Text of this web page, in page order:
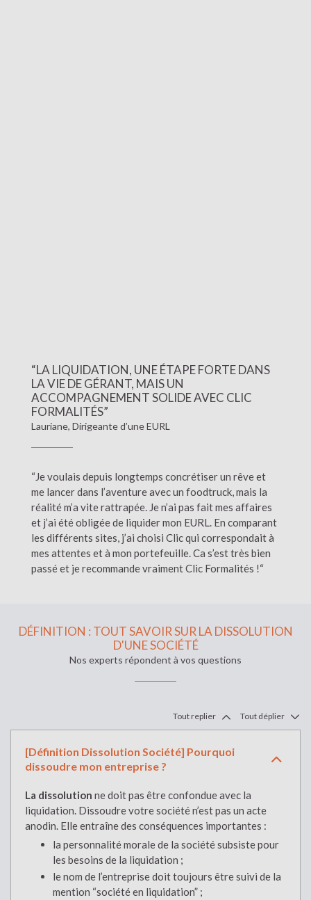
“LA LIQUIDATION, UNE ÉTAPE FORTE DANS
LA VIE DE GÉRANT, MAIS UN
ACCOMPAGNEMENT SOLIDE AVEC CLIC
FORMALITÉS”
Lauriane, Dirigeante d’une EURL
“Je voulais depuis longtemps concrétiser un rêve et
me lancer dans l’aventure avec un foodtruck, mais la
réalité m’a vite rattrapée. Je n’ai pas fait mes affaires
et j’ai été obligée de liquider mon EURL. En comparant
les différents sites, j’ai choisi Clic qui correspondait à
mes attentes et à mon portefeuille. Ca s’est très bien
passé et je recommande vraiment Clic Formalités !“
DÉFINITION : TOUT SAVOIR SUR LA DISSOLUTION
D'UNE SOCIÉTÉ
Nos experts répondent à vos questions
Tout replier Tout déplier
[Définition Dissolution Société] Pourquoi
dissoudre mon entreprise ?
La dissolution ne doit pas être confondue avec la
liquidation. Dissoudre votre société n’est pas un acte
anodin. Elle entraîne des conséquences importantes :
la personnalité morale de la société subsiste pour
les besoins de la liquidation ;
le nom de l’entreprise doit toujours être suivi de la
mention “société en liquidation” ;